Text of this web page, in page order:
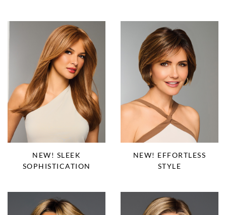
NEW! SLEEK
SOPHISTICATION
NEW! EFFORTLESS
STYLE